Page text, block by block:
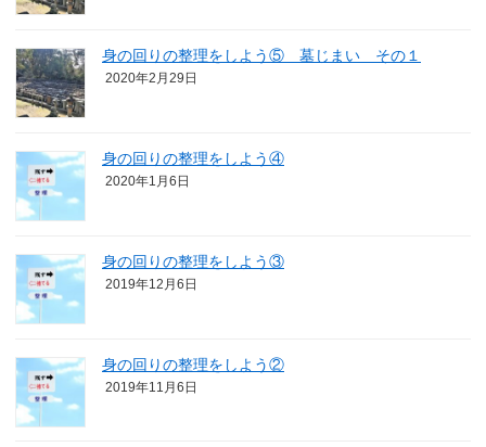
身の回りの整理をしよう⑤ 墓じまい その１
2020年2月29日
身の回りの整理をしよう④
2020年1月6日
身の回りの整理をしよう③
2019年12月6日
身の回りの整理をしよう②
2019年11月6日